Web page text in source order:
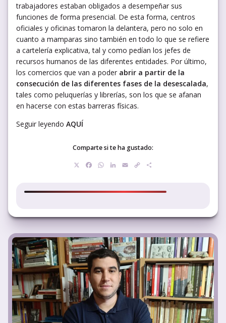
trabajadores estaban obligados a desempeñar sus
funciones de forma presencial. De esta forma, centros
oficiales y oficinas tomaron la delantera, pero no solo en
cuanto a mamparas sino también en todo lo que se refiere
a cartelería explicativa, tal y como pedían los jefes de
recursos humanos de las diferentes entidades. Por último,
los comercios que van a poder abrir a partir de la
consecución de las diferentes fases de la desescalada,
tales como peluquerías y librerías, son los que se afanan
en hacerse con estas barreras físicas.
Seguir leyendo AQUÍ
Comparte si te ha gustado:
Facebook
WhatsApp
LinkedIn
EmailCopy